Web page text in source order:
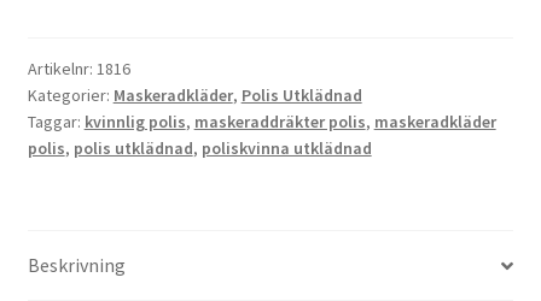
Artikelnr: 1816
Kategorier: Maskeradkläder, Polis Utklädnad
Taggar: kvinnlig polis, maskeraddräkter polis, maskeradkläder
polis, polis utklädnad, poliskvinna utklädnad
Beskrivning